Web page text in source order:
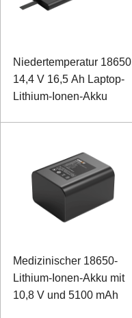
Niedertemperatur 18650
14,4 V 16,5 Ah Laptop-
Lithium-Ionen-Akku
Medizinischer 18650-
Lithium-Ionen-Akku mit
10,8 V und 5100 mAh